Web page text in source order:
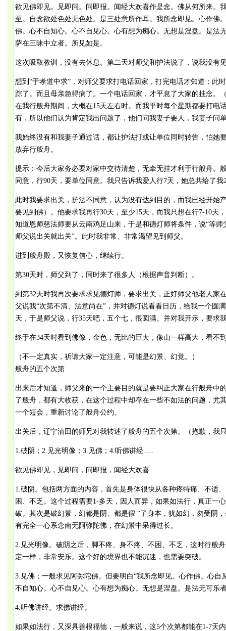
欲见佛即见。见即问。问即报。闻经大欢喜作是念。佛从何所来。
至。自念欲处色处无色处。是三处意所作耳。我所念即见。心作佛
佛。心不自知心。心不自见心。心有想为痴心。无想是涅盘。是法
萨在三昧中立者。所见如是。
这次吸取教训，没有去休息。第二天对师父和护法说了，说我没有
想到“于孝道中求”，对师父要求打电话回家，打完电话才知道：此
踪了。而且母亲急得病了。一个电话回家，才平息了大家的挂念。
在我行般舟期间，大概在15天左右时。而我平时每个星期都要打电
有，所以他们认为肯定我出问题了，他们问我妻子要人，我妻子问
我始终没有和我妻子通过话，都让护法打或让单位同时转告，怕她
放弃行般舟。
提示：今后大家务必要对家中交待清楚，无牵无挂才利于行般舟。
同意，行90天，要单位同意。我只告诉我爱人行7天，她总共给了
此时我要求出关，护法不同意，认为没有达到目的，而我已经开始
要见到佛）。他要求我再行30天，至少15天，而我只想在行7-10天
知道恩师慈法师要从云南鸡足山来，于是和德灯师将条件，说“等
师父说出关就出关”。此时我非常、非常渴望见到师父。
进到般舟殿，又恢复信心，继续行。
第30天时，师父到了，同时来了很多人（根据声音判断）。
到第32天时我再次要求求见德灯师，要求出关，正好师父他老人家
父说我“次第不清、法意尚在”，并对德灯说看看日历，给我一个圆
天，于是师父说，行35天吧，五个七，很圆满。并对我开示，要求
终于在34天时看到佛像，金色，无比的巨大，像山一样高大，看不
（不一定真实，祈请大家一定注意，可能是幻景、幻觉。）
般舟的五个次第
出来后才知道，师父来的一个主要目的就是要纠正大家在行般舟中
了般舟，都有大收获，在这个过程中却存在一些不如法的问题，尤
一个短会，重新讨论了般舟公约。
出关后，辽宁油田的师兄对我转述了般舟的五个次第。（抱歉，我
1.破阴；2.见光明像；3.见佛；4.听佛讲经.....
欲见佛即见，见即问，问即报，闻经大欢喜
1.破阴。包括两方面的内容，首先是身体很快从各种疼特痛、不适
困、不乏。这个过程需要1-多天，因人而异，如果如法行，真正一
破。其次是破幻景，幻都是阴、都是假 “了身本，犹如幻，勿受阴
有完全一心系念南无阿弥陀佛，在幻景中呆得过长。
2.见光明像。破阴之后，脚不疼、身不疼、不困、不乏，这时行般
定一样，非常安乐。这个好的境界也不能沉迷，也需要突破。
3.见佛；一般求见阿弥陀佛。但要明白“我所念即见。心作佛。心
不自知心。心不自见心。心有想为痴心。无想是涅盘。是法无可乐
4.听佛讲经。求佛讲经。
如果如法行，又深具善根福德，一般来说，这5个次第都能在1-7天